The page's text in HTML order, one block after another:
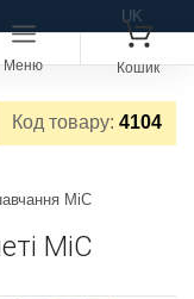
UK
Меню Кошик
Код товару: 4104
MiC
MiC